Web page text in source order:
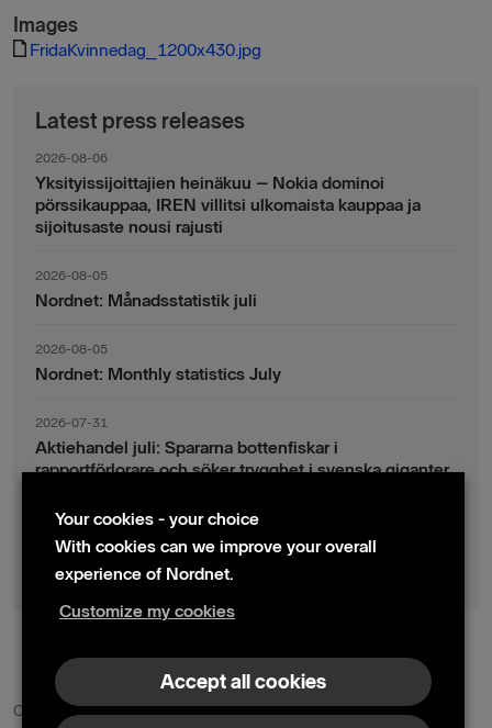
Images
FridaKvinnedag_1200x430.jpg
Latest press releases
2026-08-06
Yksityissijoittajien heinäkuu – Nokia dominoi
pörssikauppaa, IREN villitsi ulkomaista kauppaa ja
sijoitusaste nousi rajusti
2026-08-05
Nordnet: Månadsstatistik juli
2026-08-05
Nordnet: Monthly statistics July
2026-07-31
Aktiehandel juli: Spararna bottenfiskar i
rapportförlorare och söker trygghet i svenska giganter
2026-07-30
Fondsparande juli: Vinsthemtagningar i teknik – men
indexsparandet ligger fast
Contact us Press contacts
Your cookies - your choice
With cookies can we improve your overall
experience of Nordnet.
Customize my cookies
Accept all cookies